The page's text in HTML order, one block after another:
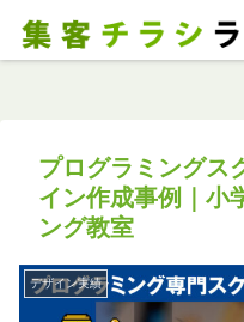
プログラミングス
イン作成事例｜小
ング教室
デザイン実績